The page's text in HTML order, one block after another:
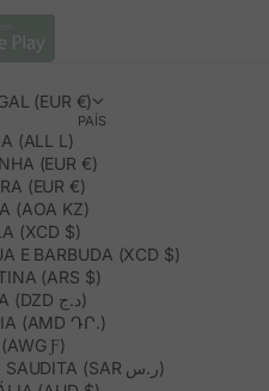
(EUR €)
PAÍS
(ALL L)
(EUR €)
(EUR €)
(AOA KZ)
(XCD $)
E BARBUDA (XCD $)
(ARS $)
ARGÉLIA (DZD د.ج)
(AMD ԴՐ.)
Ƒ)
ARÁBIA SAUDITA (SAR ر.س)